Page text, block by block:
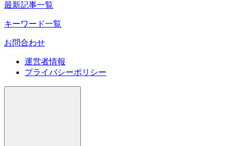
最新記事一覧
キーワード一覧
お問合わせ
運営者情報
プライバシーポリシー